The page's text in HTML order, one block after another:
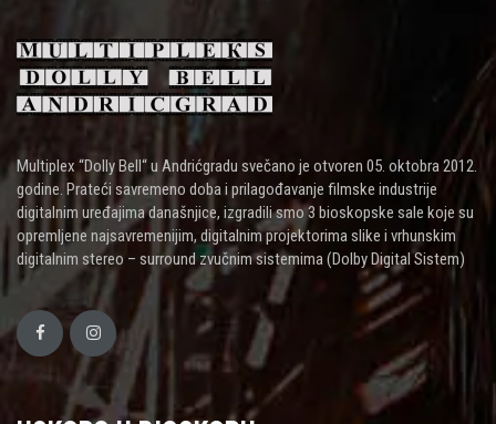
Multiplex “Dolly Bell“ u Andrićgradu svečano je otvoren 05. oktobra 2012.
godine. Prateći savremeno doba i prilagođavanje filmske industrije
digitalnim uređajima današnjice, izgradili smo 3 bioskopske sale koje su
opremljene najsavremenijim, digitalnim projektorima slike i vrhunskim
digitalnim stereo – surround zvučnim sistemima (Dolby Digital Sistem)